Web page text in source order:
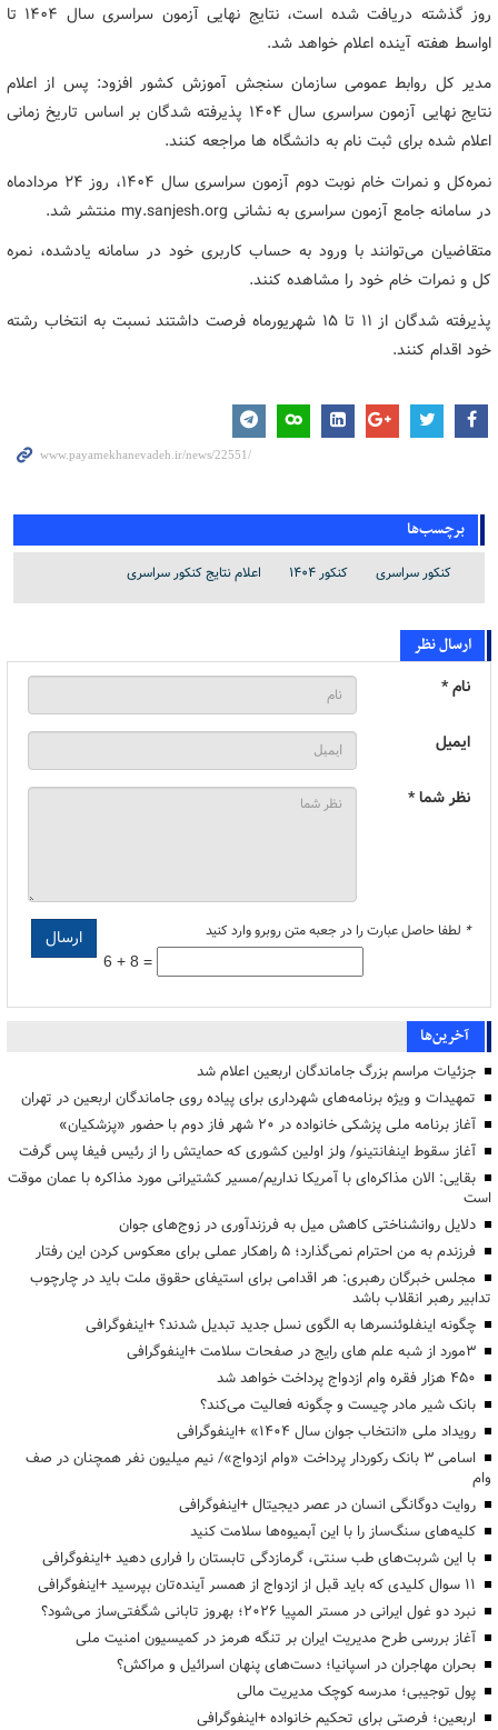
روز گذشته دریافت شده است، نتایج نهایی آزمون سراسری سال ۱۴۰۴ تا
اواسط هفته آینده اعلام خواهد شد.
مدیر کل روابط عمومی سازمان سنجش آموزش کشور افزود: پس از اعلام
نتایج نهایی آزمون سراسری سال ۱۴۰۴ پذیرفته شدگان بر اساس تاریخ زمانی
اعلام شده برای ثبت نام به دانشگاه ها مراجعه کنند.
نمره‌کل و نمرات خام نوبت دوم آزمون سراسری سال ۱۴۰۴، روز ۲۴ مردادماه
در سامانه جامع آزمون سراسری به نشانی my.sanjesh.org منتشر شد.
متقاضیان می‌توانند با ورود به حساب کاربری خود در سامانه یادشده، نمره
کل و نمرات خام خود را مشاهده کنند.
پذیرفته شدگان از ۱۱ تا ۱۵ شهریورماه فرصت داشتند نسبت به انتخاب رشته
خود اقدام کنند.
برچسب‌ها
کنکور سراسری کنکور ۱۴۰۴ اعلام نتایج کنکور سراسری
ارسال نظر
نام *
ایمیل
نظر شما *
* لطفا حاصل عبارت را در جعبه متن روبرو وارد کنید
6 + 8 =
آخرین‌ها
جزئیات مراسم بزرگ جاماندگان اربعین اعلام شد
تمهیدات و ویژه برنامه‌های شهرداری برای پیاده روی جاماندگان اربعین در تهران
آغاز برنامه ملی پزشکی خانواده در ۲۰ شهر فاز دوم با حضور «پزشکیان»
آغاز سقوط اینفانتینو/ ولز اولین کشوری که حمایتش را از رئیس فیفا پس گرفت
بقایی: الان مذاکره‌ای با آمریکا نداریم/مسیر کشتیرانی مورد مذاکره با عمان موقت
است
دلایل روانشناختی کاهش میل به فرزندآوری در زوج‌های جوان
فرزندم به من احترام نمی‌گذارد؛ ۵ راهکار عملی برای معکوس کردن این رفتار
مجلس خبرگان رهبری: هر اقدامی برای استیفای حقوق ملت باید در چارچوب
تدابیر رهبر انقلاب باشد
چگونه اینفلوئنسرها به الگوی نسل جدید تبدیل شدند؟ +اینفوگرافی
3مورد از شبه علم های رایج در صفحات سلامت +اینفوگرافی
۴۵۰ هزار فقره وام ازدواج پرداخت خواهد شد
بانک شیر مادر چیست و چگونه فعالیت می‌کند؟
رویداد ملی «انتخاب جوان سال ۱۴۰۴» +اینفوگرافی
اسامی ۳ بانک رکوردار پرداخت «وام ازدواج»/ نیم میلیون نفر همچنان در صف
وام
روایت دوگانگی انسان در عصر دیجیتال +اینفوگرافی
کلیه‌های سنگ‌ساز را با این آبمیوه‌ها سلامت کنید
با این شربت‌های طب سنتی، گرمازدگی تابستان را فراری دهید +اینفوگرافی
۱۱ سوال کلیدی که باید قبل از ازدواج از همسر آینده‌تان بپرسید +اینفوگرافی
نبرد دو غول ایرانی در مستر المپیا ۲۰۲۶؛ بهروز تابانی شگفتی‌ساز می‌شود؟
آغاز بررسی طرح مدیریت ایران بر تنگه هرمز در کمیسیون امنیت ملی
بحران مهاجران در اسپانیا؛ دست‌های پنهان اسرائیل و مراکش؟
پول توجیبی؛ مدرسه کوچک مدیریت مالی
اربعین؛ فرصتی برای تحکیم خانواده +اینفوگرافی